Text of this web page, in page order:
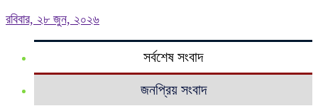
রবিবার, ২৮ জুন, ২০২৬
সর্বশেষ সংবাদ
জনপ্রিয় সংবাদ